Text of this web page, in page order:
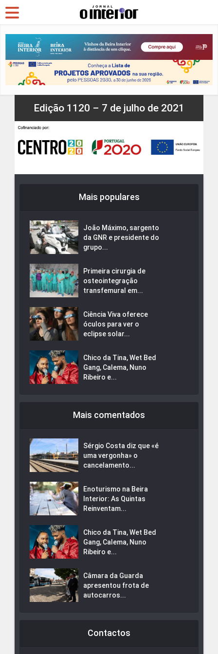
Edição 1120 – 7 de julho de 2021
Mais populares
João Máximo, sargento
da GNR e presidente do
grupo...
Primeira cirurgia de
osteointegração
transfemural em...
Ciência Viva oferece
óculos para ver o
eclipse solar...
Chico da Tina, Wet Bed
Gang, Calema, Nuno
Ribeiro e...
Mais comentados
Sérgio Costa diz que «é
uma vergonha» o
cancelamento...
Enoturismo na Beira
Interior: As Quintas
Reinventam...
Chico da Tina, Wet Bed
Gang, Calema, Nuno
Ribeiro e...
Câmara da Guarda
apresentou frota de
autocarros...
Contactos